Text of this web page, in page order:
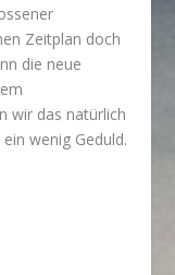
Zeitplan doch
die neue
wir das natürlich
wenig Geduld.